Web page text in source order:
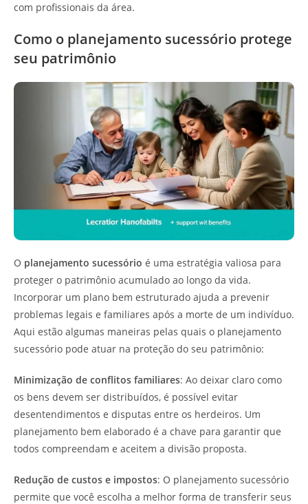
com profissionais da área.
Como o planejamento sucessório protege
seu patrimônio
O planejamento sucessório é uma estratégia valiosa para
proteger o patrimônio acumulado ao longo da vida.
Incorporar um plano bem estruturado ajuda a prevenir
problemas legais e familiares após a morte de um indivíduo.
Aqui estão algumas maneiras pelas quais o planejamento
sucessório pode atuar na proteção do seu patrimônio:
Minimização de conflitos familiares: Ao deixar claro como
os bens devem ser distribuídos, é possível evitar
desentendimentos e disputas entre os herdeiros. Um
planejamento bem elaborado é a chave para garantir que
todos compreendam e aceitem a divisão proposta.
Redução de custos e impostos: O planejamento sucessório
permite que você escolha a melhor forma de transferir seus